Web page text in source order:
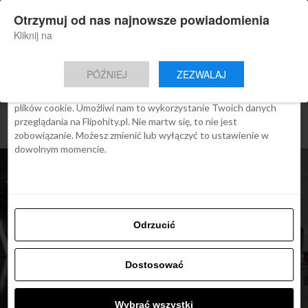
Nowa aplikacja Flipohity
Aktualne wiadomości, artykuły, TOP
Instalacja
Doha: inteligentne roboty
Zgoda Szczegóły O cookies
Ta strona używa plików cookies
We Flipo robimy wszystko, aby pokazać Ci tylko te treści, które
plików cookie. Umożliwi nam to wykorzystanie Twoich danych
przeglądania na Flipohity.pl. Nie martw się, to nie jest
zobowiązanie. Możesz zmienić lub wyłączyć to ustawienie w
dowolnym momencie.
Odrzucić
Dostosować
Wybrać wszystki
Otrzymuj od nas najnowsze powiadomienia
Kliknij na
PÓŹNIEJ ZEZWALAJ